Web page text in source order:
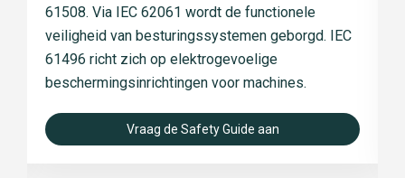
61508. Via IEC 62061 wordt de functionele
veiligheid van besturingssystemen geborgd. IEC
61496 richt zich op elektrogevoelige
beschermingsinrichtingen voor machines.
Vraag de Safety Guide aan